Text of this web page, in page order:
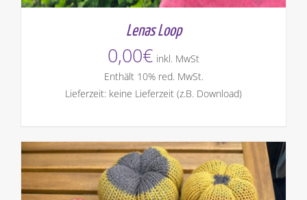
Lenas Loop
0,00€ inkl. MwSt
Enthält 10% red. MwSt.
Lieferzeit: keine Lieferzeit (z.B. Download)